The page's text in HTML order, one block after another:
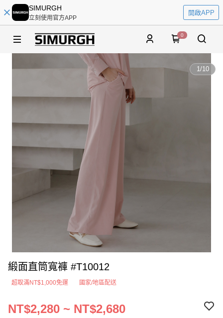
SIMURGH
立刻使用官方APP
開啟APP
0
1/10
緞面直筒寬褲 #T10012
超取滿NT$1,000免運 國家/地區配送
NT$2,280 ~ NT$2,680